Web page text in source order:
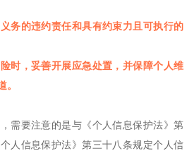
务的违约责任和具有约束力且可执行的
时，妥善开展应急处置，并保障个人维
。
需要注意的是与《个人信息保护法》第
人信息保护法》第三十八条规定个人信